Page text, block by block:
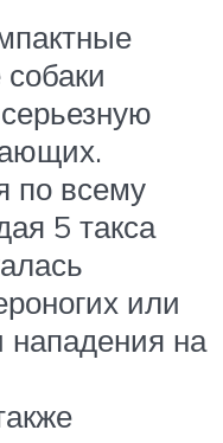
по всему
5 такса
или
нападения на